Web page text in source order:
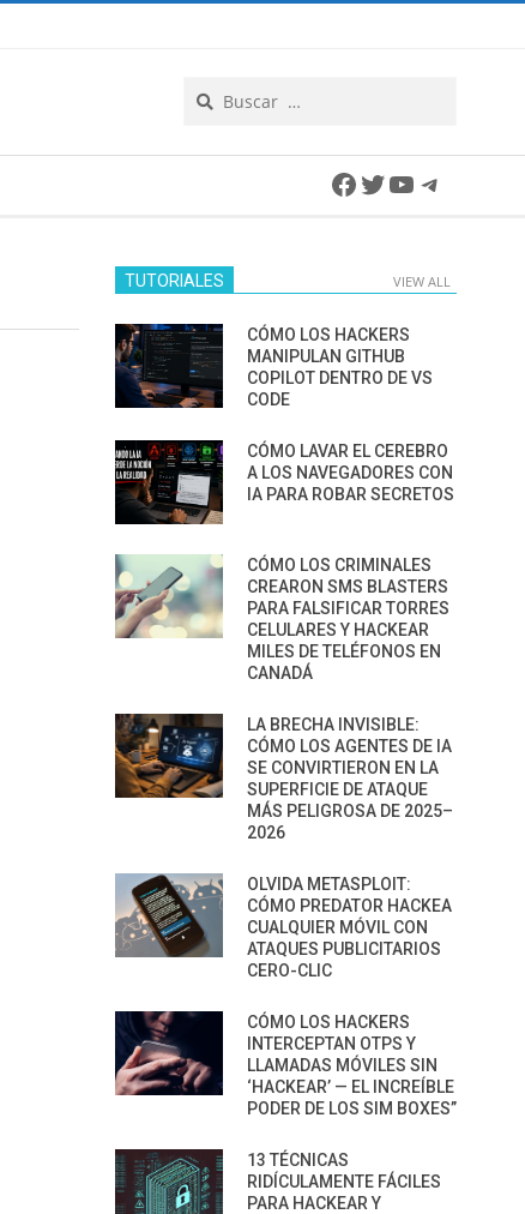
Facebook
Twitter
YouTube
TUTORIALES VIEW ALL
CÓMO LOS HACKERS
MANIPULAN GITHUB
COPILOT DENTRO DE VS
CODE
CÓMO LAVAR EL CEREBRO
A LOS NAVEGADORES CON
IA PARA ROBAR SECRETOS
CÓMO LOS CRIMINALES
CREARON SMS BLASTERS
PARA FALSIFICAR TORRES
CELULARES Y HACKEAR
MILES DE TELÉFONOS EN
CANADÁ
LA BRECHA INVISIBLE:
CÓMO LOS AGENTES DE IA
SE CONVIRTIERON EN LA
SUPERFICIE DE ATAQUE
MÁS PELIGROSA DE 2025–
2026
OLVIDA METASPLOIT:
CÓMO PREDATOR HACKEA
CUALQUIER MÓVIL CON
ATAQUES PUBLICITARIOS
CERO-CLIC
CÓMO LOS HACKERS
INTERCEPTAN OTPS Y
LLAMADAS MÓVILES SIN
‘HACKEAR’ — EL INCREÍBLE
PODER DE LOS SIM BOXES”
13 TÉCNICAS
RIDÍCULAMENTE FÁCILES
PARA HACKEAR Y